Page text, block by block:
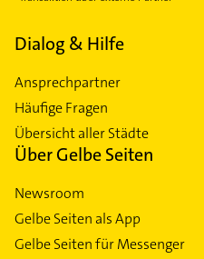
Dialog & Hilfe
Ansprechpartner
Häufige Fragen
Übersicht aller Städte
Über Gelbe Seiten
Newsroom
Gelbe Seiten als App
Gelbe Seiten für Messenger